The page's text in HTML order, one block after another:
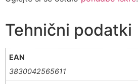
Tehnični podatki
EAN
3830042565611